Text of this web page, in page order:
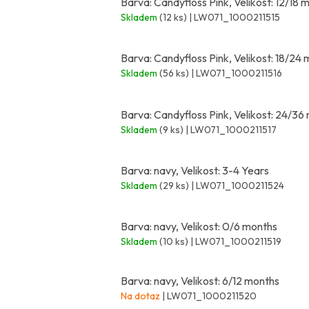
Skladem (12 ks) | LW071_1000211515
Barva: Candyfloss Pink, Velikost: 18/24
Skladem (56 ks) | LW071_1000211516
Barva: Candyfloss Pink, Velikost: 24/36
Skladem (9 ks) | LW071_1000211517
Barva: navy, Velikost: 3-4 Years
Skladem (29 ks) | LW071_1000211524
Barva: navy, Velikost: 0/6 months
Skladem (10 ks) | LW071_1000211519
Barva: navy, Velikost: 6/12 months
Na dotaz | LW071_1000211520